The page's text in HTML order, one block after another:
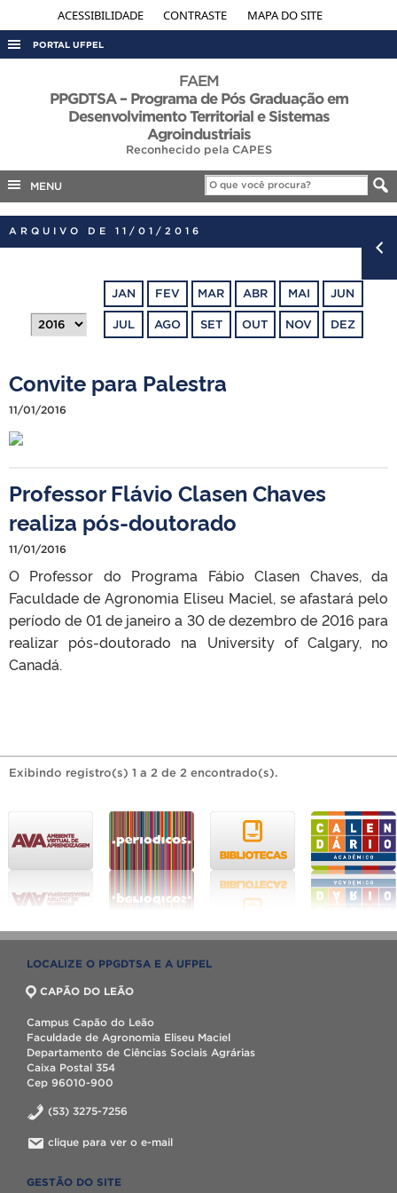
ACESSIBILIDADE CONTRASTE MAPA DO SITE
PORTAL UFPEL
AUDITORIA
INTERNACIONAL
TELEFONES
FAEM
PPGDTSA – Programa de Pós Graduação em
Desenvolvimento Territorial e Sistemas
Agroindustriais
Reconhecido pela CAPES
MENU
ARQUIVO DE 11/01/2016
JAN FEV MAR ABR MAI JUN
JUL AGO SET OUT NOV DEZ
Convite para Palestra
11/01/2016
Professor Flávio Clasen Chaves
realiza pós-doutorado
11/01/2016
O Professor do Programa Fábio Clasen Chaves, da
Faculdade de Agronomia Eliseu Maciel, se afastará pelo
período de 01 de janeiro a 30 de dezembro de 2016 para
realizar pós-doutorado na University of Calgary, no
Canadá.
Exibindo registro(s) 1 a 2 de 2 encontrado(s).
LOCALIZE O PPGDTSA E A UFPEL
CAPÃO DO LEÃO
Campus Capão do Leão
Faculdade de Agronomia Eliseu Maciel
Departamento de Ciências Sociais Agrárias
Caixa Postal 354
Cep 96010-900
(53) 3275-7256
clique para ver o e-mail
GESTÃO DO SITE